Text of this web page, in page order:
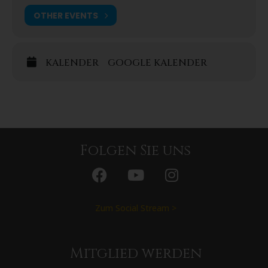
exklusives Foto mit allen Prinzessinnen nur für dich!
An unserer königlichen Candybar warten erfrischende
und kleine Gäste.
OTHER EVENTS
KALENDER GOOGLE KALENDER
Folgen Sie uns
Zum Social Stream >
Mitglied werden